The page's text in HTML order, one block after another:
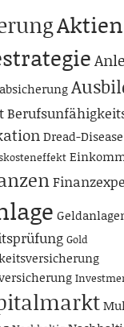
Aktien
Dread-
Gold